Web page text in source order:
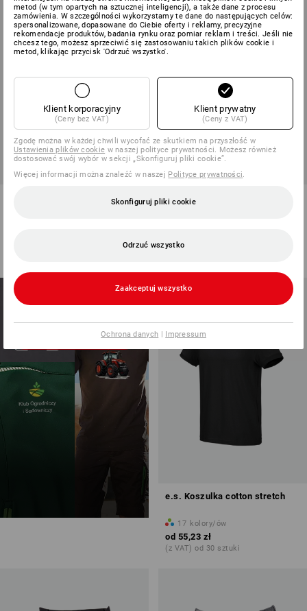
Spodnie funkcyjne do pasa
Kurtka softshell dryplexx®
od 205,29 zł
SAMODZIELNIE!
samodzielnie teraz
e.s. Koszulka cotton stretch
17 kolory/ów
od 55,23 zł
(z VAT) od 30 sztuki
metod (w tym opartych na sztucznej inteligencji), a także dane z procesu
zamówienia. W szczególności wykorzystamy te dane do następujących celów:
spersonalizowane, dopasowane do Ciebie oferty i reklamy, precyzyjne
rekomendacje produktów, badania rynku oraz pomiar reklam i treści. Jeśli nie
chcesz tego, możesz sprzeciwić się zastosowaniu takich plików cookie i
metod, klikając przycisk 'Odrzuć wszystko'.
Klient korporacyjny
(Ceny bez VAT)
Klient prywatny
(Ceny z VAT)
Zgodę można w każdej chwili wycofać ze skutkiem na przyszłość w
Ustawienia plików cookie w naszej polityce prywatności. Możesz również
dostosować swój wybór w sekcji „Skonfiguruj pliki cookie”.
Więcej informacji można znaleźć w naszej Polityce prywatności
Skonfiguruj pliki cookie
Odrzuć wszystko
Zaakceptuj wszystko
Ochrona danych | Impressum